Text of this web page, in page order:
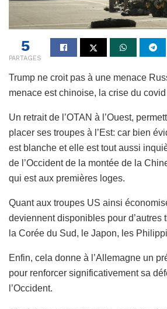
5
PARTAGES
Trump ne croit pas à une menace
menace est chinoise, la crise du covid
Un retrait de l’OTAN à l’Ouest,
placer ses troupes à l’Est: car bien
est blanche et elle est tout aussi
de l’Occident de la montée de la
qui est aux premières loges.
Quant aux troupes US ainsi
deviennent disponibles pour d’autres
la Corée du Sud, le Japon, les
Enfin, cela donne à l’Allemagne un
pour renforcer significativement sa
l’Occident.